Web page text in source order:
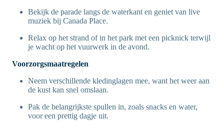
Bekijk de parade langs de waterkant en geniet van live
muziek bij Canada Place.
Relax op het strand of in het park met een picknick terwijl
je wacht op het vuurwerk in de avond.
Voorzorgsmaatregelen
Neem verschillende kledinglagen mee, want het weer aan
de kust kan snel omslaan.
Pak de belangrijkste spullen in, zoals snacks en water,
voor een prettig dagje uit.